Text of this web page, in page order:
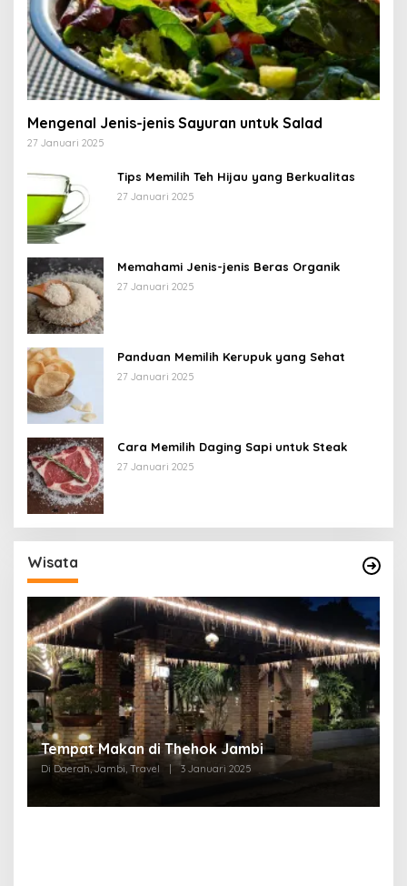
Mengenal Jenis-jenis Sayuran untuk Salad
27 Januari 2025
Tips Memilih Teh Hijau yang Berkualitas
27 Januari 2025
Memahami Jenis-jenis Beras Organik
27 Januari 2025
Panduan Memilih Kerupuk yang Sehat
27 Januari 2025
Cara Memilih Daging Sapi untuk Steak
27 Januari 2025
Wisata
Tempat Makan di Thehok Jambi
Di Daerah, Jambi, Travel | 3 Januari 2025